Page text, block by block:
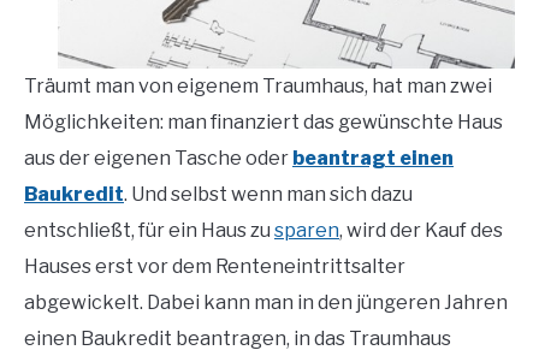
Träumt man von eigenem Traumhaus, hat man zwei
Möglichkeiten: man finanziert das gewünschte Haus
aus der eigenen Tasche oder beantragt einen
Baukredit. Und selbst wenn man sich dazu
entschließt, für ein Haus zu sparen, wird der Kauf des
Hauses erst vor dem Renteneintrittsalter
abgewickelt. Dabei kann man in den jüngeren Jahren
einen Baukredit beantragen, in das Traumhaus